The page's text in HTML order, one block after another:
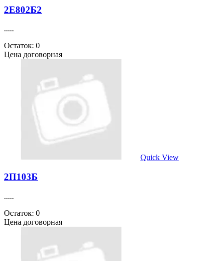
2Е802Б2
.....
Остаток: 0
Цена договорная
Quick View
2П103Б
.....
Остаток: 0
Цена договорная